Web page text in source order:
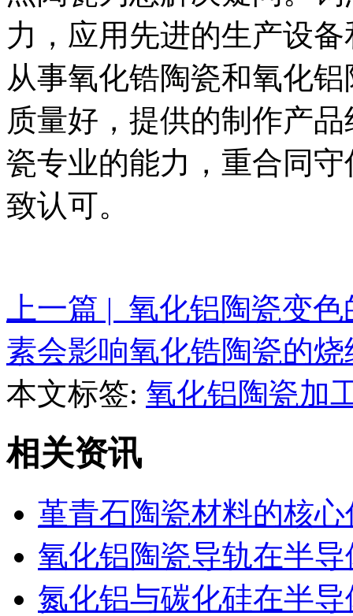
力，应用先进的生产设
从事氧化锆陶瓷和氧化
质量好，提供的制作产
瓷专业的能力，重合同
致认可。
上一篇 | 氧化铝陶瓷变
素会影响氧化锆陶瓷的烧
本文标签: 氧化铝陶瓷加
相关资讯
堇青石陶瓷材料的核心
氧化铝陶瓷导轨在半
氮化铝与碳化硅在半